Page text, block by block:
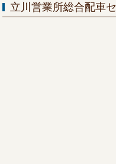
立川営業所総合配車